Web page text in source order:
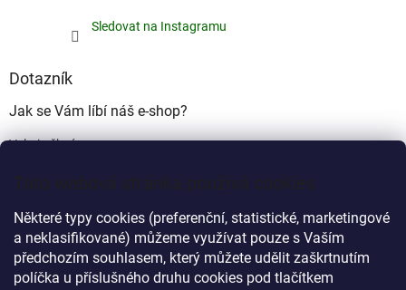
Tato webová stránka používá cookies
Některé typy cookies (preferenční, statistické, marketingové
a neklasifikované) můžeme využívat pouze s Vaším
předchozím souhlasem, který můžete udělit zaškrtnutím
políčka u příslušného druhu cookies pod tlačítkem
Sledovat na Instagramu
Dotazník
Jak se Vám líbí náš e-shop?
Velmi pěkný
Ujde to
Nelíbí se mi
Počet hlasů:340